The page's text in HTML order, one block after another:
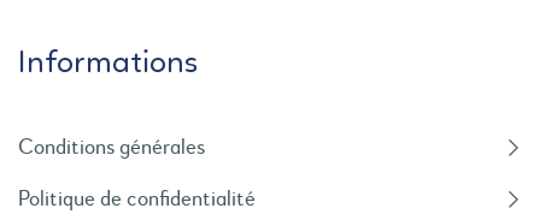
Informations
Conditions générales
Politique de confidentialité